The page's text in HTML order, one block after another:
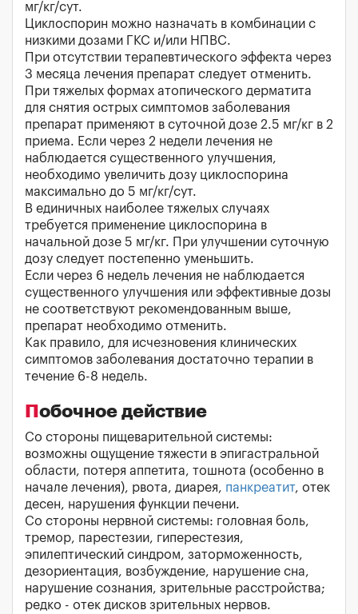
мг/кг/сут.
Циклоспорин можно назначать в комбинации с
низкими дозами ГКС и/или НПВС.
При отсутствии терапевтического эффекта через
3 месяца лечения препарат следует отменить.
При тяжелых формах атопического дерматита
для снятия острых симптомов заболевания
препарат применяют в суточной дозе 2.5 мг/кг в 2
приема. Если через 2 недели лечения не
наблюдается существенного улучшения,
необходимо увеличить дозу циклоспорина
максимально до 5 мг/кг/сут.
В единичных наиболее тяжелых случаях
требуется применение циклоспорина в
начальной дозе 5 мг/кг. При улучшении суточную
дозу следует постепенно уменьшить.
Если через 6 недель лечения не наблюдается
существенного улучшения или эффективные дозы
не соответствуют рекомендованным выше,
препарат необходимо отменить.
Как правило, для исчезновения клинических
симптомов заболевания достаточно терапии в
течение 6-8 недель.
Побочное действие
Со стороны пищеварительной системы:
возможны ощущение тяжести в эпигастральной
области, потеря аппетита, тошнота (особенно в
начале лечения), рвота, диарея, панкреатит, отек
десен, нарушения функции печени.
Со стороны нервной системы: головная боль,
тремор, парестезии, гиперестезия,
эпилептический синдром, заторможенность,
дезориентация, возбуждение, нарушение сна,
нарушение сознания, зрительные расстройства;
редко - отек дисков зрительных нервов.